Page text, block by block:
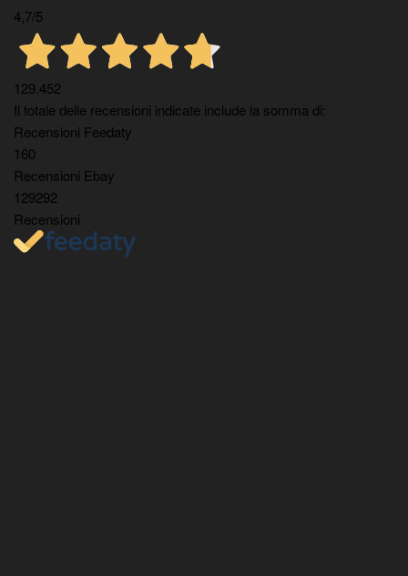
4,7/5
129.452
Il totale delle recensioni indicate include la somma di:
Recensioni Feedaty
160
Recensioni Ebay
129292
Recensioni